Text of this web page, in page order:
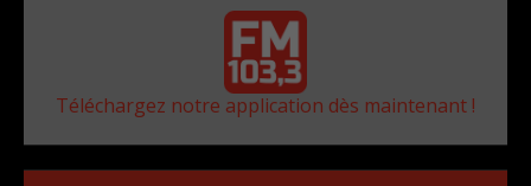
Téléchargez notre application dès maintenant !